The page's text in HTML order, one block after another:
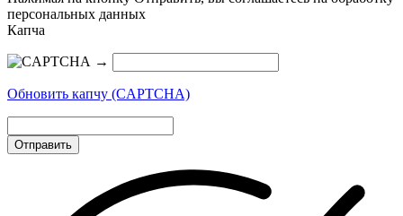
персональных данных
Капча
→
Обновить капчу (CAPTCHA)
Отправить